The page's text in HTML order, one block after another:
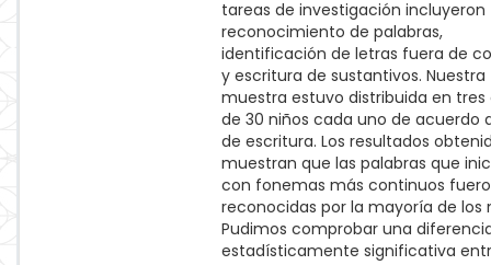
tareas de investigación incluyeron
reconocimiento de palabras,
identificación de letras fuera de
y escritura de sustantivos. Nuestra
muestra estuvo distribuida en tres
de 30 niños cada uno de acuerdo
de escritura. Los resultados
muestran que las palabras que
con fonemas más continuos
reconocidas por la mayoría de los
Pudimos comprobar una
estadísticamente significativa